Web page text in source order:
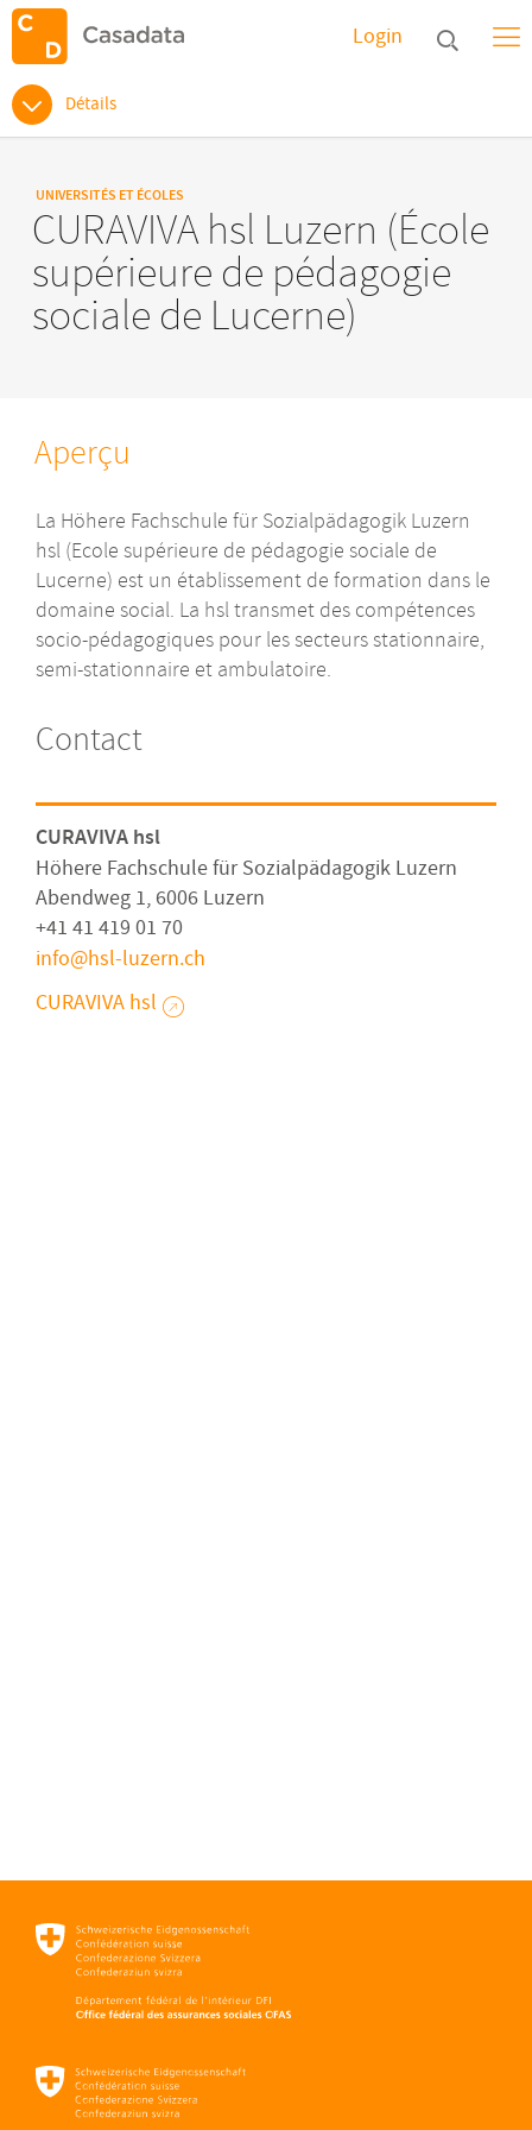
Login
Détails
UNIVERSITÉS ET ÉCOLES
CURAVIVA hsl Luzern (École
supérieure de pédagogie
sociale de Lucerne)
Aperçu
La Höhere Fachschule für Sozialpädagogik Luzern
hsl (Ecole supérieure de pédagogie sociale de
Lucerne) est un établissement de formation dans le
domaine social. La hsl transmet des compétences
socio-pédagogiques pour les secteurs stationnaire,
semi-stationnaire et ambulatoire.
Contact
CURAVIVA hsl
Höhere Fachschule für Sozialpädagogik Luzern
Abendweg 1, 6006 Luzern
+41 41 419 01 70
info
hsl-luzern ch
CURAVIVA hsl